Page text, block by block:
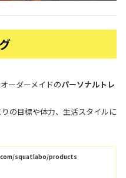
ーダーメイドのパーソナルトレ
の目標や体力、生活スタイルに
squatlabo/products